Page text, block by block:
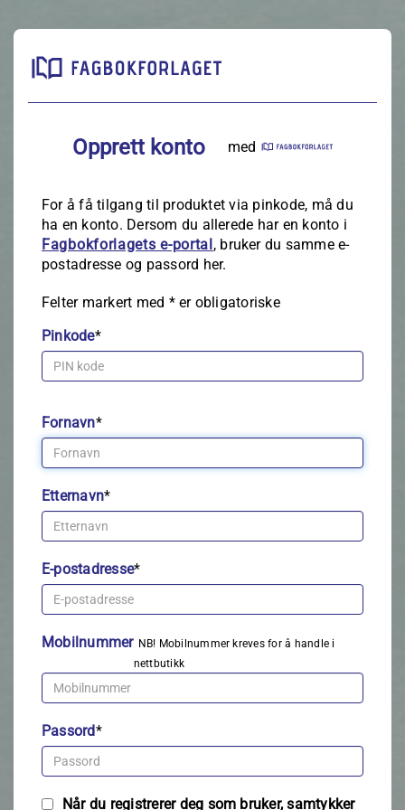
Opprett konto med
For å få tilgang til produktet via pinkode, må du
ha en konto. Dersom du allerede har en konto i
Fagbokforlagets e‑portal, bruker du samme e-
postadresse og passord her.
Felter markert med *er obligatoriske
Pinkode*
Fornavn*
Etternavn*
E-postadresse*
Mobilnummer NB! Mobilnummer kreves for å handle i
nettbutikk
Passord*
Når du registrerer deg som bruker, samtykker